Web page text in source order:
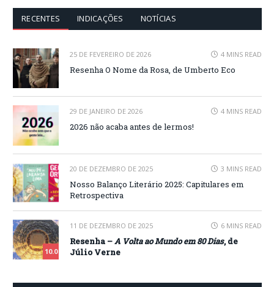
RECENTES INDICAÇÕES NOTÍCIAS
25 DE FEVEREIRO DE 2026 4 MINS READ
Resenha O Nome da Rosa, de Umberto Eco
29 DE JANEIRO DE 2026 4 MINS READ
2026 não acaba antes de lermos!
20 DE DEZEMBRO DE 2025 3 MINS READ
Nosso Balanço Literário 2025: Capitulares em
Retrospectiva
10.0
11 DE DEZEMBRO DE 2025 6 MINS READ
Resenha –A Volta ao Mundo em 80 Dias, de
Júlio Verne